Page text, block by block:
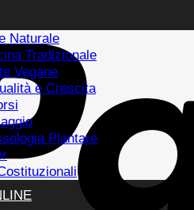
Naturale
Tradizionale
Vegane
e Crescita
Plantare